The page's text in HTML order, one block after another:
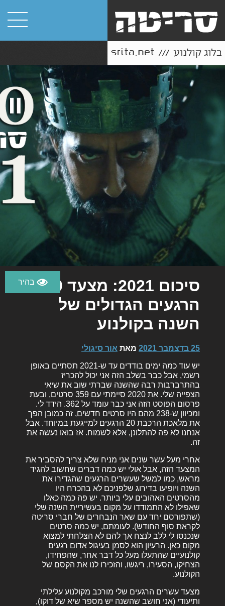
סיכום 2021: מצעד 20
הרגעים הגדולים של
השנה בקולנוע
25 בדצמבר 2021 מאת אור סיגולי
יש עוד כמה ימים בודדים עד ש-2021 תסתיים באופן
רשמי, אבל כבר בשלב הזה אני יכול להכריז
בהתרברבות רבה שהשנה שברתי שוב את שיאי
הצפייה שלי. את 2020 סיימתי עם 359 סרטים, ובעת
פרסום הפוסט הזה אני כבר עומד על 362. הידד לי.
ומכיוון ש-238 מהם היו סרטים חדשים, זה כמובן הפך
את מלאכת הרכבת 20 הרגעים למייגעת במיוחד. אבל
אנחנו לא פה להתלונן, אלא לשמוח. אז בואו נעשה את
זה.
אחרי מעל עשר שנים אני מניח שלא צריך להסביר את
המצעד הזה, אבל אולי יש כמה דברים שחשוב להגיד
מראש, כמו למשל שעשרים הרגעים שהגדירו את
השנה ויופיעו בדירוג שלפניכם לא בהכרח היו
מהסרטים האהובים עלי ביותר. יש פה כמה כאלו
שאפילו לא התמודדו על מקום בעשיריית השנה שלי
(שתפורסם יחד עם שאר הנבחרים של חברי סריטה
לקראת סוף החודש). לעומתם, יש כמה סרטים
שנכנסו לי ללב לנצח אך להם לא הצלחתי למצוא
מקום כאן. הרעיון הוא לסמן בעיגול אדום רגעים
קולנועיים שהתעלו מעל כל דבר אחר, שהפחידו,
הצחיקו, הסעירו, ריגשו, והזכירו לנו את הקסם של
הקולנוע.
מצעד עשרים הרגעים שלי מורכב מקולנוע עלילתי
ותיעודי (אני חושב שהשנה יש מספר שיא של דוקו),